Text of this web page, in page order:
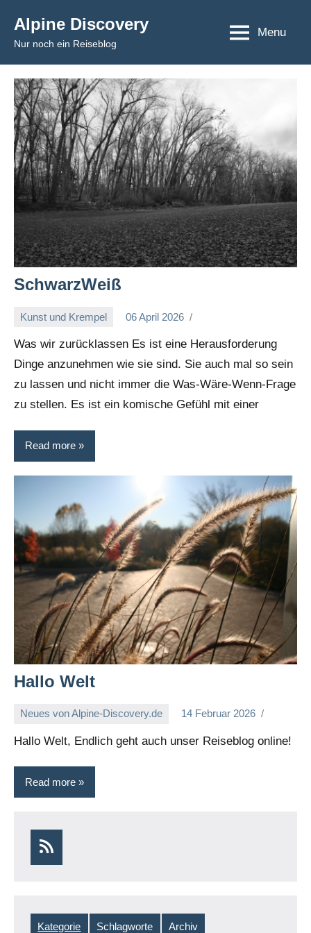
content
Alpine Discovery
Nur noch ein Reiseblog
Menu
SchwarzWeiß
Kunst und Krempel 06 April 2026
Was wir zurücklassen Es ist eine Herausforderung
Dinge anzunehmen wie sie sind. Sie auch mal so sein
zu lassen und nicht immer die Was-Wäre-Wenn-Frage
zu stellen. Es ist ein komische Gefühl mit einer
Read more SchwarzWeiß
Hallo Welt
Neues von Alpine-Discovery.de 14 Februar 2026
Hallo Welt, Endlich geht auch unser Reiseblog online!
Read more Hallo
Welt
Kategorie Schlagworte Archiv